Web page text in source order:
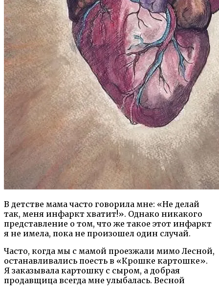
В детстве мама часто говорила мне: «Не делай
так, меня инфаркт хватит!». Однако никакого
представление о том, что же такое этот инфаркт
я не имела, пока не произошел один случай.
Часто, когда мы с мамой проезжали мимо Лесной,
останавливались поесть в «Крошке картошке».
Я заказывала картошку с сыром, а добрая
продавщица всегда мне улыбалась. Весной